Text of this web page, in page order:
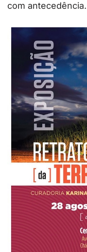
com antecedência.